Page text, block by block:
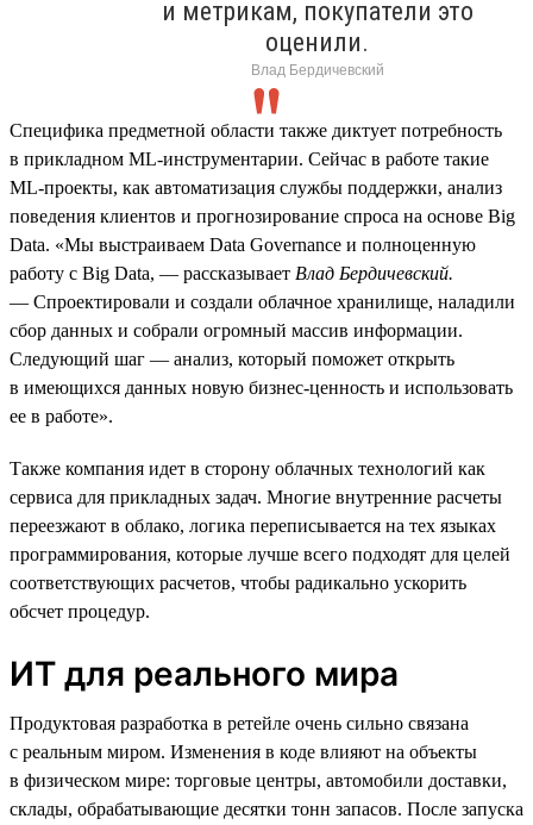
и метрикам, покупатели это
оценили.
Влад Бердичевский
Специфика предметной области также диктует потребность
в прикладном ML‑инструментарии. Сейчас в работе такие
ML‑проекты, как автоматизация службы поддержки, анализ
поведения клиентов и прогнозирование спроса на основе Big
Data. «Мы выстраиваем Data Governance и полноценную
работу с Big Data, — рассказывает Влад Бердичевский.
— Спроектировали и создали облачное хранилище, наладили
сбор данных и собрали огромный массив информации.
Следующий шаг — анализ, который поможет открыть
в имеющихся данных новую бизнес-ценность и использовать
ее в работе».
Также компания идет в сторону облачных технологий как
сервиса для прикладных задач. Многие внутренние расчеты
переезжают в облако, логика переписывается на тех языках
программирования, которые лучше всего подходят для целей
соответствующих расчетов, чтобы радикально ускорить
обсчет процедур.
ИТ для реального мира
Продуктовая разработка в ретейле очень сильно связана
с реальным миром. Изменения в коде влияют на объекты
в физическом мире: торговые центры, автомобили доставки,
склады, обрабатывающие десятки тонн запасов. После запуска